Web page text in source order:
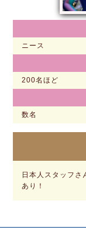
ニース
200名ほど
数名
日本人スタッフ
あり！